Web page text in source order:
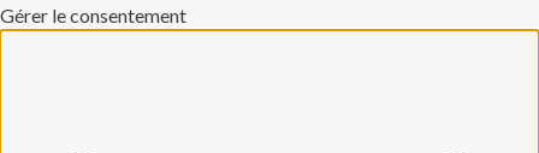
Gérer le consentement